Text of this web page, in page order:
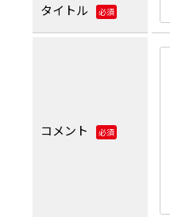
タイトル 必須
コメント 必須